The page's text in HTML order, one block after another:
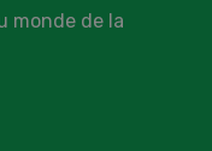
monde de la